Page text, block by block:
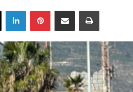
LinkedInPinterestCompartir por Email Imprimir